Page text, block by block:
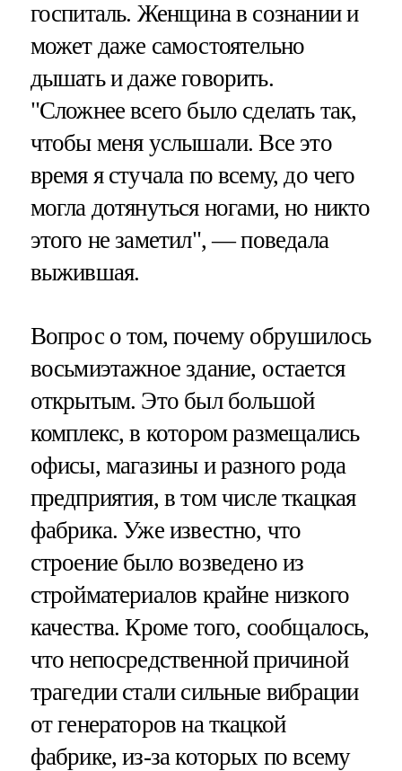
госпиталь. Женщина в сознании и
может даже самостоятельно
дышать и даже говорить.
"Сложнее всего было сделать так,
чтобы меня услышали. Все это
время я стучала по всему, до чего
могла дотянуться ногами, но никто
этого не заметил", — поведала
выжившая.
Вопрос о том, почему обрушилось
восьмиэтажное здание, остается
открытым. Это был большой
комплекс, в котором размещались
офисы, магазины и разного рода
предприятия, в том числе ткацкая
фабрика. Уже известно, что
строение было возведено из
стройматериалов крайне низкого
качества. Кроме того, сообщалось,
что непосредственной причиной
трагедии стали сильные вибрации
от генераторов на ткацкой
фабрике, из-за которых по всему